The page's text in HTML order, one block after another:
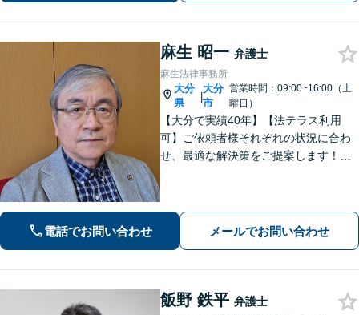
麻生 昭一 弁護士
麻生法律事務所
大分
県
|
大分
市
営業時間：09:00~16:00（土
曜日）
【大分で実績40年】【法テラス利用
可】ご依頼者様それぞれの状況に合わ
せ、最適な解決策をご提案します！緊
す。どうぞお気軽にお話しください。
【休日面談可】
電話でお問い合わせ メールでお問い合わせ
飯野 鉄平 弁護士